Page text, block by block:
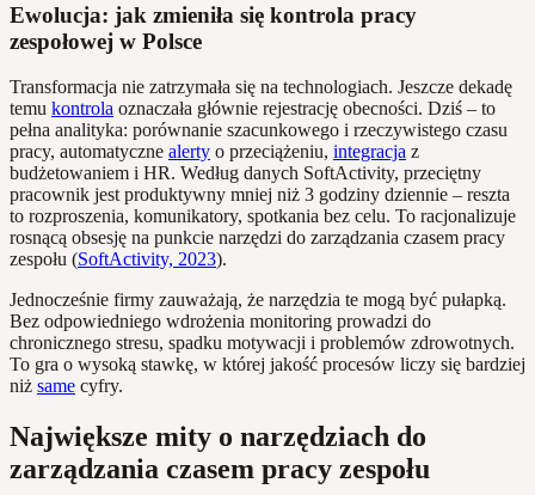
Ewolucja: jak zmieniła się kontrola pracy
zespołowej w Polsce
Transformacja nie zatrzymała się na technologiach. Jeszcze dekadę
temu kontrola oznaczała głównie rejestrację obecności. Dziś – to
pełna analityka: porównanie szacunkowego i rzeczywistego czasu
pracy, automatyczne alerty o przeciążeniu, integracja z
budżetowaniem i HR. Według danych SoftActivity, przeciętny
pracownik jest produktywny mniej niż 3 godziny dziennie – reszta
to rozproszenia, komunikatory, spotkania bez celu. To racjonalizuje
rosnącą obsesję na punkcie narzędzi do zarządzania czasem pracy
zespołu (SoftActivity, 2023).
Jednocześnie firmy zauważają, że narzędzia te mogą być pułapką.
Bez odpowiedniego wdrożenia monitoring prowadzi do
chronicznego stresu, spadku motywacji i problemów zdrowotnych.
To gra o wysoką stawkę, w której jakość procesów liczy się bardziej
niż same cyfry.
Największe mity o narzędziach do
zarządzania czasem pracy zespołu